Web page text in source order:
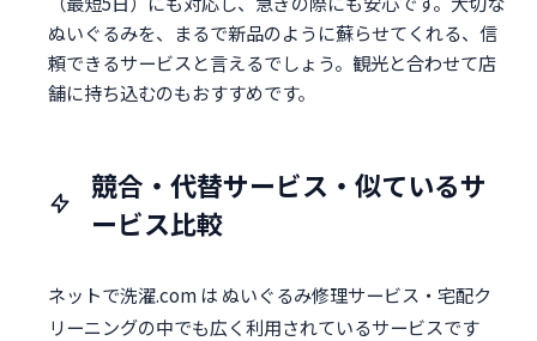
ぬいぐるみを、まるで新品のように蘇らせてくれる、信
頼できるサービスと言えるでしょう。観光と合わせて店
舗に持ち込むのもおすすめです。
競合・代替サービス・似ているサ
ービス比較
ネットで洗濯.com は ぬいぐるみ修理サービス・宅配ク
リーニングの中でも広く利用されているサービスです